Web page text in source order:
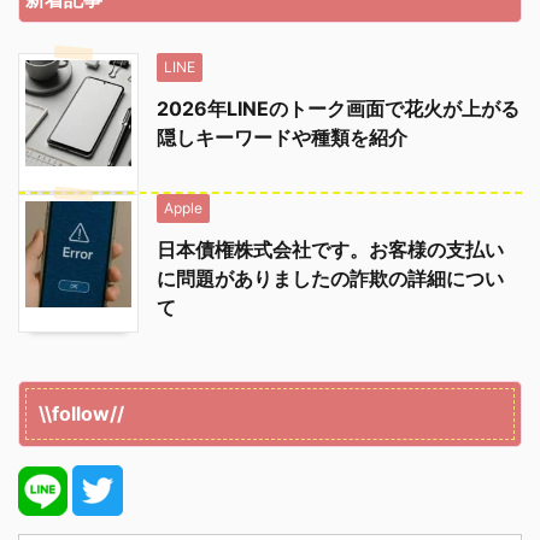
LINE
2026年LINEのトーク画面で花火が上がる
隠しキーワードや種類を紹介
Apple
日本債権株式会社です。お客様の支払い
に問題がありましたの詐欺の詳細につい
て
\\follow//